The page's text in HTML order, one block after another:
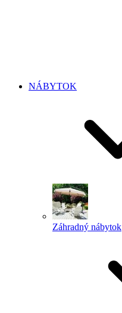
NÁBYTOK
Záhradný nábytok